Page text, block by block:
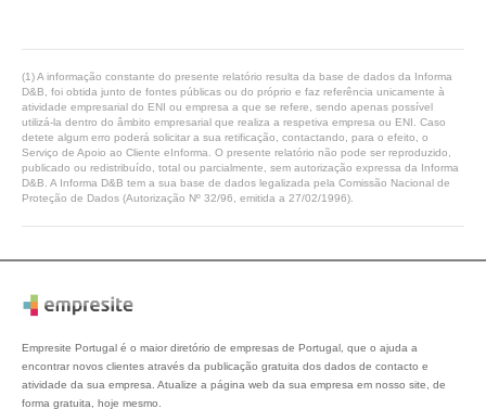
(1) A informação constante do presente relatório resulta da base de dados da Informa
D&B, foi obtida junto de fontes públicas ou do próprio e faz referência unicamente à
atividade empresarial do ENI ou empresa a que se refere, sendo apenas possível
utilizá-la dentro do âmbito empresarial que realiza a respetiva empresa ou ENI. Caso
detete algum erro poderá solicitar a sua retificação, contactando, para o efeito, o
Serviço de Apoio ao Cliente eInforma. O presente relatório não pode ser reproduzido,
publicado ou redistribuído, total ou parcialmente, sem autorização expressa da Informa
D&B. A Informa D&B tem a sua base de dados legalizada pela Comissão Nacional de
Proteção de Dados (Autorização Nº 32/96, emitida a 27/02/1996).
Empresite Portugal é o maior diretório de empresas de Portugal, que o ajuda a
encontrar novos clientes através da publicação gratuita dos dados de contacto e
atividade da sua empresa. Atualize a página web da sua empresa em nosso site, de
forma gratuita, hoje mesmo.